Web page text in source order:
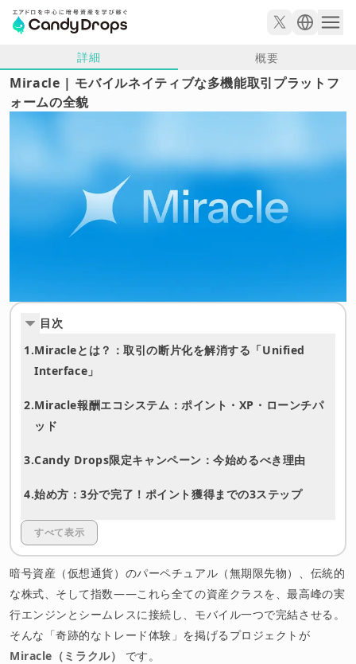
詳細 概要
Miracle | モバイルネイティブな多機能取引プラットフ
ォームの全貌
目次
1.Miracleとは？：取引の断片化を解消する「Unified
Interface」
2.Miracle報酬エコシステム：ポイント・XP・ローンチパ
ッド
3.Candy Drops限定キャンペーン：今始めるべき理由
4.始め方：3分で完了！ポイント獲得までの3ステップ
5.プロダクト詳細解説：なぜMiracleは「最強のフロントエ
ンド」と呼ばれるのか
6.アカウント作成とリファラル：不労所得の構築
免責事項
すべて表示
暗号資産（仮想通貨）のパーペチュアル（無期限先物）、伝統的
な株式、そして指数――これら全ての資産クラスを、最高峰の実
行エンジンとシームレスに接続し、モバイル一つで完結させる。
そんな「奇跡的なトレード体験」を掲げるプロジェクトが
Miracle（ミラクル）
です。